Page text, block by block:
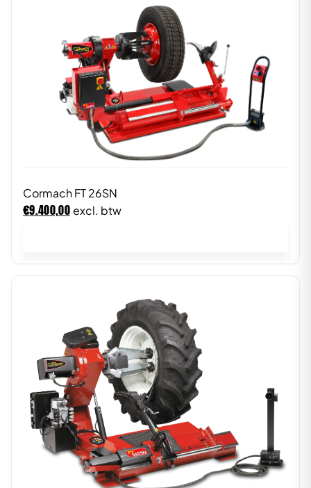
Cormach FT 26SN
€9.400,00 excl. btw